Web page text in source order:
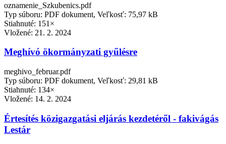
oznamenie_Szkubenics.pdf
Typ súboru: PDF dokument, Veľkosť: 75,97 kB
Stiahnuté: 151×
Vložené: 21. 2. 2024
Meghívó ökormányzati gyűlésre
meghivo_februar.pdf
Typ súboru: PDF dokument, Veľkosť: 29,81 kB
Stiahnuté: 134×
Vložené: 14. 2. 2024
Értesítés közigazgatási eljárás kezdetéről - fakivágás
Lestár